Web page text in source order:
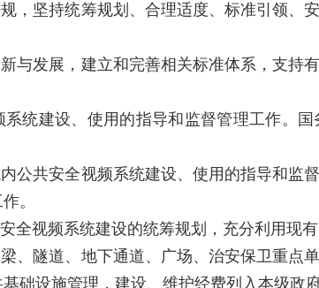
，坚持统筹规划、合理适度、标准引领、
发展，建立和完善相关标准体系，支持
统建设、使用的指导和监督管理工作。
公共安全视频系统建设、使用的指导和监
。
视频系统建设的统筹规划，充分利用现有
隧道、地下通道、广场、治安保卫重点
础设施管理，建设、维护经费列入本级政府